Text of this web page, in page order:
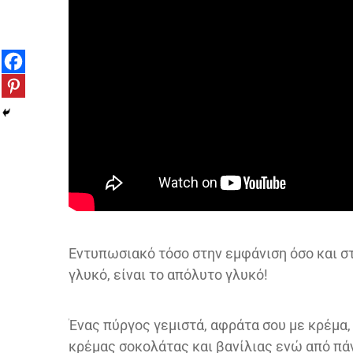
Εντυπωσιακό τόσο στην εμφάνιση όσο και
γλυκό, είναι το απόλυτο γλυκό!
Ένας πύργος γεμιστά, αφράτα σου με
κρέμας σοκολάτας και βανίλιας ενώ από